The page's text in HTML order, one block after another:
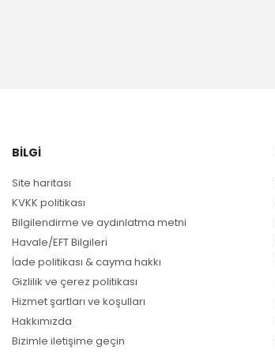
BILGI
Site haritası
KVKK politikası
Bilgilendirme ve aydınlatma metni
Havale/EFT Bilgileri
İade politikası & cayma hakkı
Gizlilik ve çerez politikası
Hizmet şartları ve koşulları
Hakkımızda
Bizimle iletişime geçin